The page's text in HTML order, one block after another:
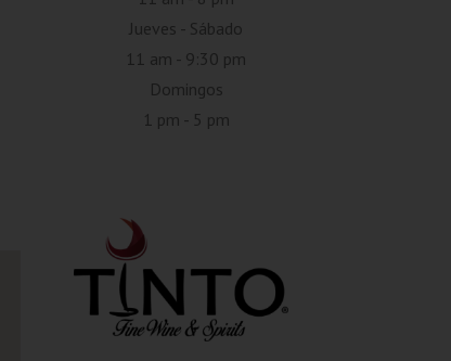
Jueves - Sábado
11 am - 9:30 pm
Domingos
1 pm - 5 pm